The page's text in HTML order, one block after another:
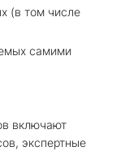
(в том числе
самими
включают
экспертные